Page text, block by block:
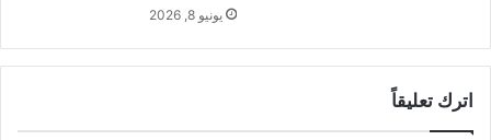
يونيو 8, 2026
اترك تعليقاً